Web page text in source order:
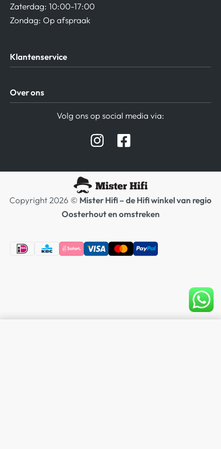
Zaterdag: 10:00-17:00
Zondag: Op afspraak
Klantenservice
Privacy beleid
Verzending / Retour
Over ons
Hifi winkel Raamsdonksveer
Volg ons op social media via:
Copyright 2026 © Mister Hifi – de Hifi winkel van regio
Oosterhout en omstreken